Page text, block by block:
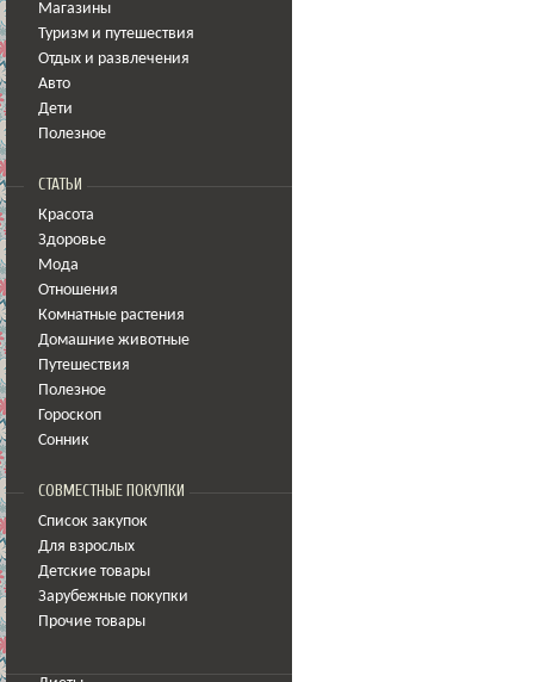
Магазины
Туризм и путешествия
Отдых и развлечения
Авто
Дети
Полезное
СТАТЬИ
Красота
Здоровье
Мода
Отношения
Комнатные растения
Домашние животные
Путешествия
Полезное
Гороскоп
Сонник
СОВМЕСТНЫЕ ПОКУПКИ
Список закупок
Для взрослых
Детские товары
Зарубежные покупки
Прочие товары